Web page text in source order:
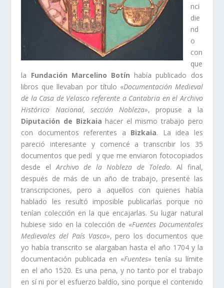
nci
die
nd
o
con
que
la Fundación Marcelino Botí­n habí­a publicado dos
libros que llevaban por tí­tulo «Documentación Medieval
de la Casa de Velasco referente a Cantabria en el Archivo
Histórico Nacional, sección Nobleza», propuse a la
Diputación de Bizkaia hacer el mismo trabajo pero
con documentos referentes a Bizkaia. La idea les
pareció interesante y comencé a transcribir los 35
documentos que pedí­ y que me enviaron fotocopiados
desde elArchivo de la Nobleza de Toledo. Al final,
después de más de un año de trabajo, presenté las
transcripciones, pero a aquellos con quienes habí­a
hablado les resultó imposible publicarlas porque no
tení­an colección en la que encajarlas. Su lugar natural
hubiese sido en la colección de «Fuentes Documentales
Medievales del Paí­s Vasco», pero los documentos que
yo habí­a transcrito se alargaban hasta el año 1704 y la
documentación publicada en «Fuentes» tení­a su lí­mite
en el año 1520. Es una pena, y no tanto por el trabajo
en sí­ ni por el esfuerzo baldí­o, sino porque el contenido